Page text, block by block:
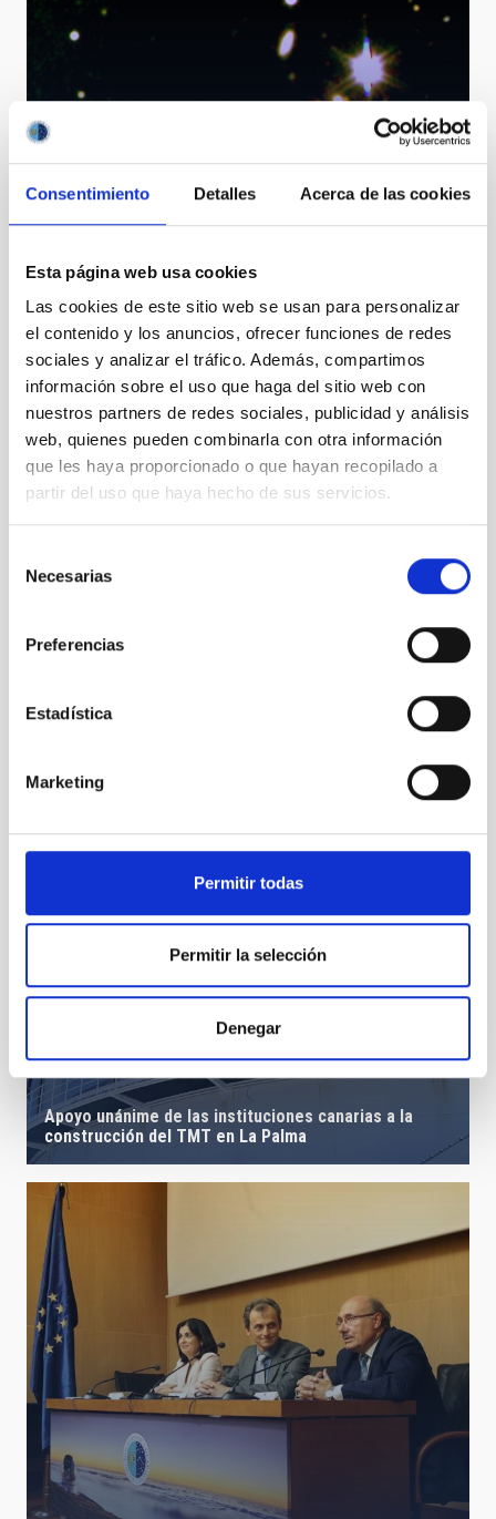
Consentimiento Detalles Acerca de las cookies
Esta página web usa cookies
Las cookies de este sitio web se usan para personalizar
el contenido y los anuncios, ofrecer funciones de redes
sociales y analizar el tráfico. Además, compartimos
información sobre el uso que haga del sitio web con
nuestros partners de redes sociales, publicidad y análisis
web, quienes pueden combinarla con otra información
que les haya proporcionado o que hayan recopilado a
partir del uso que haya hecho de sus servicios.
Necesarias
Preferencias
Estadística
Marketing
Permitir todas
Permitir la selección
Denegar
Detectan una “mina de oro” en una colisión estelar
lejana
Apoyo unánime de las instituciones canarias a la
construcción del TMT en La Palma